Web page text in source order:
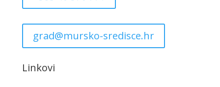
grad@mursko-sredisce.hr
Linkovi